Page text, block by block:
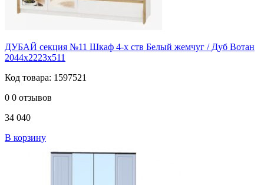
ДУБАЙ секция №11 Шкаф 4-х ств Белый жемчуг / Дуб Вотан
2044х2223х511
Код товара: 1597521
0 0 отзывов
34 040
В корзину